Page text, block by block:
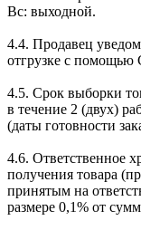
Вс: выходной.
4.4. Продавец
отгрузке с
4.5. Срок выборки
в течение 2 (двух)
(даты готовности
4.6. Ответственное
получения товара
принятым на
размере 0,1% от